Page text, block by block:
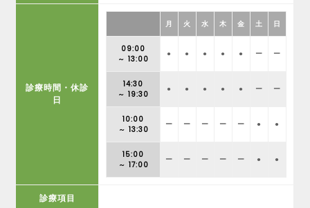
診療時間・休診
日
月 火 水 木 金 土 日
09:00
～ 13:00
● ● ● ● ● ー ー
14:30
～ 19:30
● ● ● ● ● ー ー
10:00
～ 13:30
ー ー ー ー ー ● ●
15:00
～ 17:00
ー ー ー ー ー ● ●
診療項目